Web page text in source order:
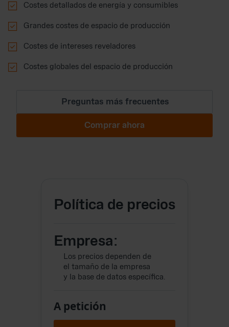
 Costes detallados de energía y consumibles
 Grandes costes de espacio de producción
 Costes de intereses reveladores
 Costes globales del espacio de producción
Preguntas más frecuentes
Comprar ahora
Política de precios
Empresa:
Los precios dependen de
el tamaño de la empresa
y la base de datos específica.
A petición